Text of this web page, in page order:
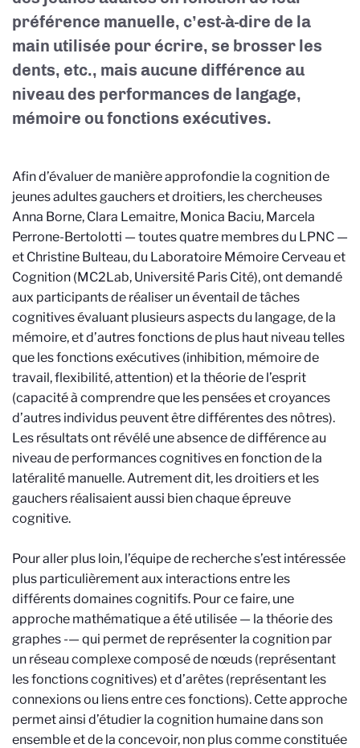
préférence manuelle, c’est-à-dire de la
main utilisée pour écrire, se brosser les
dents, etc., mais aucune différence au
niveau des performances de langage,
mémoire ou fonctions exécutives.
Afin d’évaluer de manière approfondie la cognition de
jeunes adultes gauchers et droitiers, les chercheuses
Anna Borne, Clara Lemaitre, Monica Baciu, Marcela
Perrone-Bertolotti — toutes quatre membres du LPNC —
et Christine Bulteau, du Laboratoire Mémoire Cerveau et
Cognition (MC2Lab, Université Paris Cité), ont demandé
aux participants de réaliser un éventail de tâches
cognitives évaluant plusieurs aspects du langage, de la
mémoire, et d’autres fonctions de plus haut niveau telles
que les fonctions exécutives (inhibition, mémoire de
travail, flexibilité, attention) et la théorie de l’esprit
(capacité à comprendre que les pensées et croyances
d’autres individus peuvent être différentes des nôtres).
Les résultats ont révélé une absence de différence au
niveau de performances cognitives en fonction de la
latéralité manuelle. Autrement dit, les droitiers et les
gauchers réalisaient aussi bien chaque épreuve
cognitive.
Pour aller plus loin, l’équipe de recherche s’est intéressée
plus particulièrement aux interactions entre les
différents domaines cognitifs. Pour ce faire, une
approche mathématique a été utilisée — la théorie des
graphes -— qui permet de représenter la cognition par
un réseau complexe composé de nœuds (représentant
les fonctions cognitives) et d’arêtes (représentant les
connexions ou liens entre ces fonctions). Cette approche
permet ainsi d’étudier la cognition humaine dans son
ensemble et de la concevoir, non plus comme constituée